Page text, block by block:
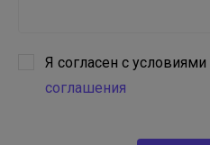
Я согласен с условиями
соглашения